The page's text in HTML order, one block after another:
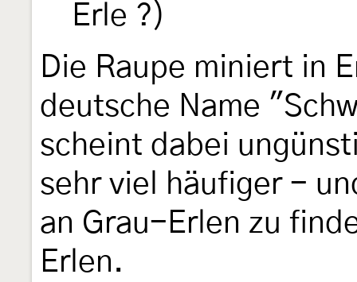
Erle ?)
Die Raupe miniert in
deutsche Name
scheint dabei
sehr viel häufiger -
an Grau-Erlen zu
Erlen.